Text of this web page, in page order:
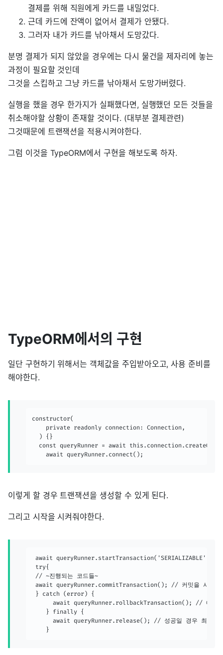
결제를 위해 직원에게 카드를 내밀었다.
근데 카드에 잔액이 없어서 결제가 안됐다.
그러자 내가 카드를 낚아채서 도망갔다.
분명 결제가 되지 않았을 경우에는 다시 물건을 제자리에 놓는
과정이 필요할 것인데
그것을 스킵하고 그냥 카드를 낚아채서 도망가버렸다.
실행을 했을 경우 한가지가 실패했다면, 실행했던 모든 것들을
취소해야할 상황이 존재할 것이다. (대부분 결제관련)
그것때문에 트랜잭션을 적용시켜야한다.
그럼 이것을 TypeORM에서 구현을 해보도록 하자.
TypeORM에서의 구현
일단 구현하기 위해서는 객체값을 주입받아오고, 사용 준비를
해야한다.
constructor(
    private readonly connection: Connection,
  ) {}
const queryRunner = await
    await queryRunner.connect();
이렇게 할 경우 트랜잭션을 생성할 수 있게 된다.
그리고 시작을 시켜줘야한다.
await queryRunner.startTransaction('SERIALIZABLE');
try{
// ~진행되는 코드들~
await queryRunner.commitTransaction(); // 커밋을 시켜줘
} catch (error) {
await queryRunner.rollbackTransaction(); // 에러가
    } finally {
await queryRunner.release(); // 성공일 경우 최종적
    }